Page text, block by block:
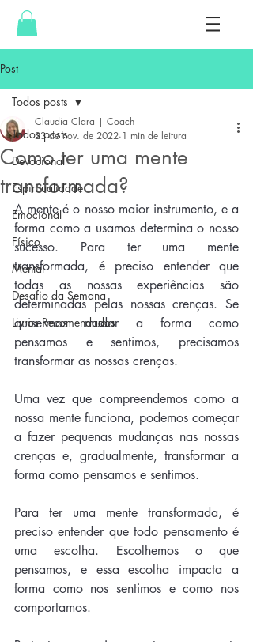
Post
Todos posts
Devocional
Espiritualidade
Emocional
Físico
Mental
Desafio da Semana
Livros Recomendados
Todos posts
Como ter uma mente
transformada?
Claudia Clara | Coach
23 de nov. de 2022 1 min de leitura
A mente é o nosso maior instrumento, e a
forma como a usamos determina o nosso
sucesso. Para ter uma mente
transformada, é preciso entender que
todas as nossas experiências são
determinadas pelas nossas crenças. Se
quisermos mudar a forma como
pensamos e sentimos, precisamos
transformar as nossas crenças.
Uma vez que compreendemos como a
nossa mente funciona, podemos começar
a fazer pequenas mudanças nas nossas
crenças e, gradualmente, transformar a
forma como pensamos e sentimos.
Para ter uma mente transformada, é
preciso entender que todo pensamento é
uma escolha. Escolhemos o que
pensamos, e essa escolha impacta a
forma como nos sentimos e como nos
comportamos.